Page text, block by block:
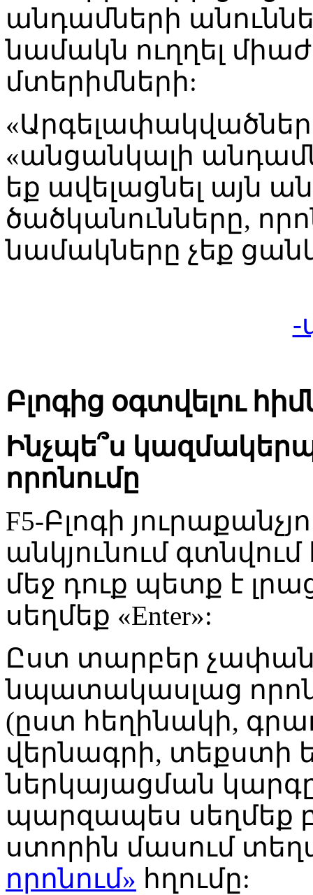
անդամների
նամակն ուղղել
մտերիմների:
«անցանկալի
եք ավելացնել այն
ծածկանունները,
նամակները չեք
-
Բլոգից օգտվելու
Ինչպե՞ս
որոնումը
F5-Բլոգի
անկյունում
մեջ դուք պետք է
սեղմեք «Enter»:
Ըստ տարբեր
նպատակասլաց
(ըստ հեղինակի,
վերնագրի, տեքստի
ներկայացման
պարզապես սեղմեք
ստորին մասում
որոնում» հղումը: